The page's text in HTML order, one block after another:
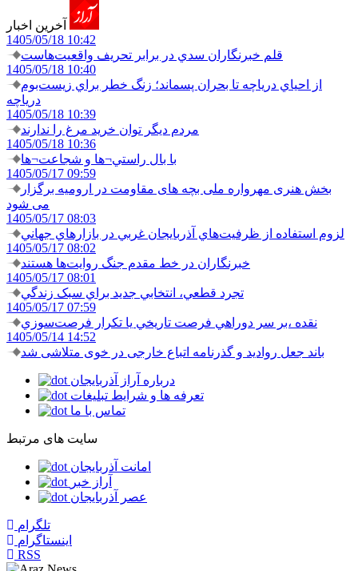
1405/05/18 10:42
قلم خبرنگاران سدي در برابر تحريف واقعيت‌هاست
1405/05/18 10:40
از احياي درياچه تا بحران پسماند؛ زنگ خطر براي زيست‌بوم
درياچه
1405/05/18 10:39
مردم ديگر توان خريد مرغ را ندارند
1405/05/18 10:36
با بال راستي¬ها و شجاعت¬ها
1405/05/17 09:59
بخش هنری مهرواره ملی بچه های مقاومت در ارومیه برگزار
می شود
1405/05/17 08:03
لزوم استفاده از ظرفيت‌هاي آذربايجان غربي در بازارهاي جهاني
1405/05/17 08:02
خبرنگاران در خط مقدم جنگ روايت‌ها هستند
1405/05/17 08:01
تجرد قطعي، انتخابي جديد براي سبک زندگي
1405/05/17 07:59
نقده ،بر سر دوراهي فرصت تاريخي يا تکرار فرصت‌سوزي
1405/05/14 14:52
باند جعل روادید و گذرنامه اتباع خارجی در خوی متلاشی شد
درباره آراز آذربایجان
تعرفه ها و شرایط تبلیغات
تماس با ما
سایت های مرتبط
امانت آذربایجان
آراز خبر
عصر آذربایجان
تلگرام
اینستاگرام
RSS